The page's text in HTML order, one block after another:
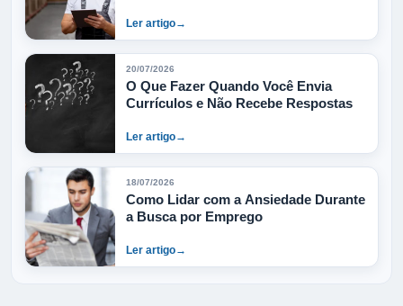
Ler artigo→
20/07/2026
O Que Fazer Quando Você Envia
Currículos e Não Recebe Respostas
Ler artigo→
18/07/2026
Como Lidar com a Ansiedade Durante
a Busca por Emprego
Ler artigo→